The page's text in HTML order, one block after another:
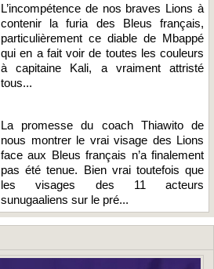
L’incompétence de nos braves Lions à
contenir la furia des Bleus français,
particulièrement ce diable de Mbappé
qui en a fait voir de toutes les couleurs
à capitaine Kali, a vraiment attristé
tous...
La promesse du coach Thiawito de
nous montrer le vrai visage des Lions
face aux Bleus français n’a finalement
pas été tenue. Bien vrai toutefois que
les visages des 11 acteurs
sunugaaliens sur le pré...